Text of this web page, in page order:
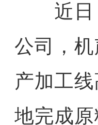
近日，
公司，
产加工
地完成